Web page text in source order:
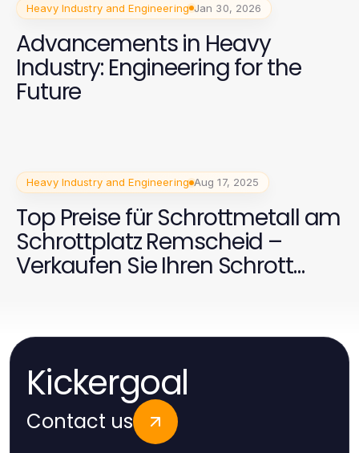
Heavy Industry and Engineering Jan 30, 2026
Advancements in Heavy
Industry: Engineering for the
Future
Heavy Industry and Engineering Aug 17, 2025
Top Preise für Schrottmetall am
Schrottplatz Remscheid –
Verkaufen Sie Ihren Schrott
Kickergoal
Contact us